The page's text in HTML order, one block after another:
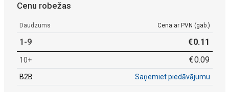
Cenu robežas
Daudzums Cena ar PVN (gab.)
1-9 €0.11
10+ €0.09
B2B Saņemiet piedāvājumu